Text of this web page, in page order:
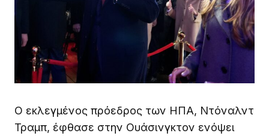
Ο εκλεγμένος πρόεδρος των ΗΠΑ, Ντόναλντ
Τραμπ, έφθασε στην Ουάσινγκτον ενόψει